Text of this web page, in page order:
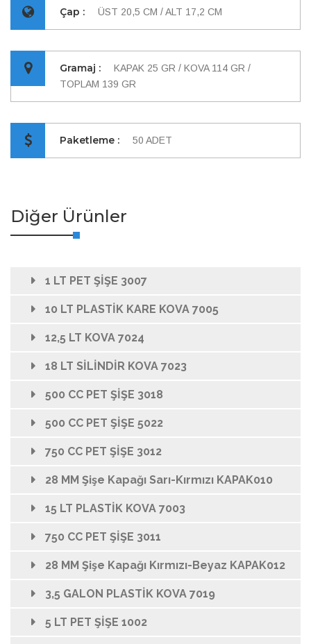
Çap : ÜST 20,5 CM / ALT 17,2 CM
Gramaj :
KAPAK 25 GR / KOVA 114 GR /
TOPLAM 139 GR
Paketleme : 50 ADET
Diğer Ürünler
1 LT PET ŞİŞE 3007
10 LT PLASTİK KARE KOVA 7005
12,5 LT KOVA 7024
18 LT SİLİNDİR KOVA 7023
500 CC PET ŞİŞE 3018
500 CC PET ŞİŞE 5022
750 CC PET ŞİŞE 3012
28 MM Şişe Kapağı Sarı-Kırmızı KAPAK010
15 LT PLASTİK KOVA 7003
750 CC PET ŞİŞE 3011
28 MM Şişe Kapağı Kırmızı-Beyaz KAPAK012
3,5 GALON PLASTİK KOVA 7019
5 LT PET ŞİŞE 1002